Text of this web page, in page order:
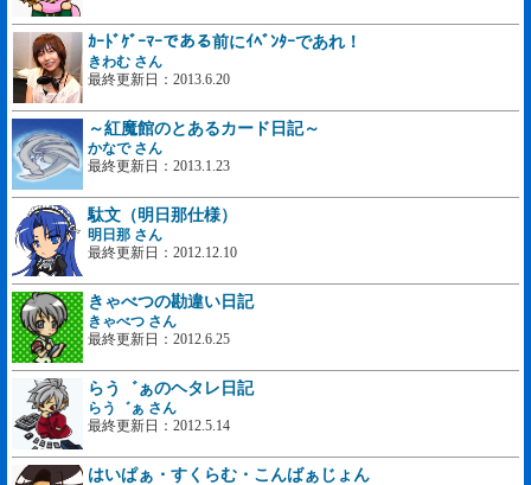
ｶｰﾄﾞｹﾞｰﾏｰである前にｲﾍﾞﾝﾀｰであれ！
きわむ さん
最終更新日：2013.6.20
～紅魔館のとあるカード日記～
かなで さん
最終更新日：2013.1.23
駄文（明日那仕様）
明日那 さん
最終更新日：2012.12.10
きゃべつの勘違い日記
きゃべつ さん
最終更新日：2012.6.25
らう゛ぁのヘタレ日記
らう゛ぁ さん
最終更新日：2012.5.14
はいぱぁ・すくらむ・こんばぁじょん